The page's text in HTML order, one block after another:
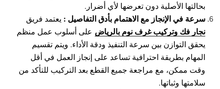
بحالتها الأصلية دون تعرضها لأي أضرار.
سرعة في الإنجاز مع الاهتمام بأدق التفاصيل : يعتمد فريق
نجار فك وتركيب غرف نوم بالرياض على أسلوب عمل منظم
يحقق التوازن بين سرعة التنفيذ ودقة الأداء. ويتم تقسيم
المهام بطريقة احترافية تساعد على إنجاز العمل في أقل
وقت ممكن، مع مراجعة جميع القطع بعد التركيب للتأكد من
سلامتها وثباتها.